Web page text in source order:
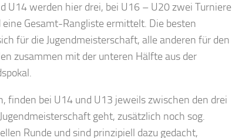
U14 werden hier drei, bei U16 – U20 zwei Turniere
Gesamt-Rangliste ermittelt. Die besten
für die Jugendmeisterschaft, alle anderen für den
zusammen mit der unteren Hälfte aus der
finden bei U14 und U13 jeweils zwischen den drei
geht, zusätzlich noch sog.
Runde und sind prinzipiell dazu gedacht,